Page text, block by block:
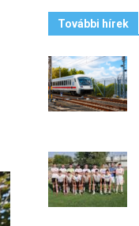
További hírek